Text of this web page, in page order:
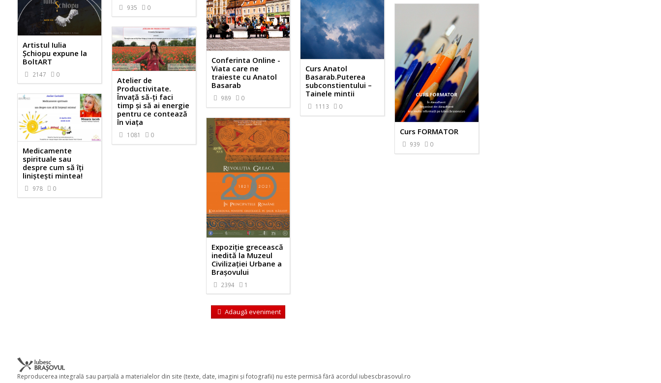
935 0
Conferinta Online -
Viata care ne
traieste cu Anatol
Basarab
989 0
Curs Anatol
Basarab.Puterea
subconstientului –
Tainele mintii
1113 0
Artistul Iulia
Șchiopu expune la
BoltART
2147 0
Curs FORMATOR
939 0
Atelier de
Productivitate.
Învață să-ți faci
timp și să ai energie
pentru ce contează
în viața
1081 0
Medicamente
spirituale sau
despre cum să îți
liniștești mintea!
978 0
Expoziție grecească
inedită la Muzeul
Civilizației Urbane a
Brașovului
2394 1
Adaugă eveniment
Reproducerea integrală sau parţială a materialelor din site (texte, date, imagini şi fotografii) nu este permisă fără acordul iubescbrasovul.ro